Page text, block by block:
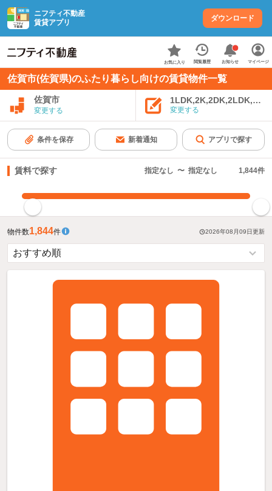
ニフティ不動産
賃貸アプリ
ダウンロード
お気に入り 閲覧履歴 お知らせ マイページ
佐賀市(佐賀県)のふたり暮らし向けの賃貸物件一覧
佐賀市
変更する 変更する
条件を保存 新着通知 アプリで探す
賃料で探す 指定なし 〜 指定なし 1,844件
物件数1,844件 2026年08月09日更新